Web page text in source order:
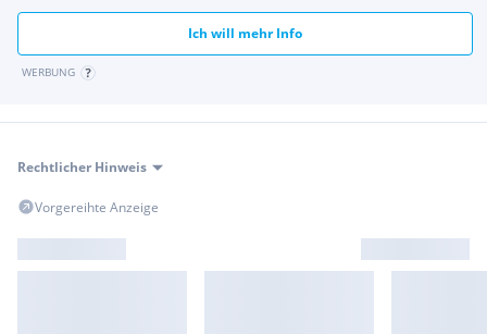
Ich will mehr Info
WERBUNG
Rechtlicher Hinweis
Vorgereihte Anzeige